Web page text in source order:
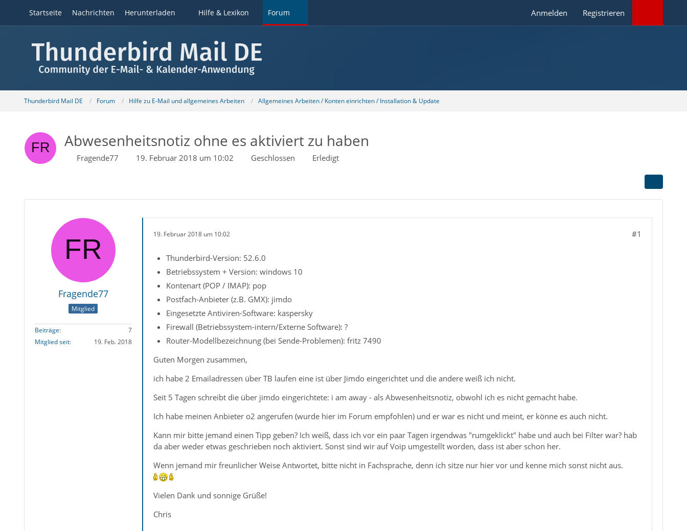
Startseite Nachrichten Herunterladen Hilfe & Lexikon Forum Anmelden Registrieren
Thunderbird Mail DE Forum Hilfe zu E-Mail und allgemeines Arbeiten Allgemeines Arbeiten / Konten einrichten / Installation & Update
Abwesenheitsnotiz ohne es aktiviert zu haben
Fragende77 19. Februar 2018 um 10:02 Geschlossen Erledigt
Fragende77
Mitglied
Beiträge
7
Mitglied seit
19. Feb. 2018
19. Februar 2018 um 10:02 #1
Thunderbird-Version: 52.6.0
Betriebssystem + Version: windows 10
Kontenart (POP / IMAP): pop
Postfach-Anbieter (z.B. GMX): jimdo
Eingesetzte Antiviren-Software: kaspersky
Firewall (Betriebssystem-intern/Externe Software): ?
Router-Modellbezeichnung (bei Sende-Problemen): fritz 7490
Guten Morgen zusammen,
ich habe 2 Emailadressen über TB laufen eine ist über Jimdo eingerichtet und die andere weiß ich nicht.
Seit 5 Tagen schreibt die über jimdo eingerichtete: i am away - als Abwesenheitsnotiz, obwohl ich es nicht gemacht habe.
Ich habe meinen Anbieter o2 angerufen (wurde hier im Forum empfohlen) und er war es nicht und meint, er könne es auch nicht.
Kann mir bitte jemand einen Tipp geben? Ich weiß, dass ich vor ein paar Tagen irgendwas "rumgeklickt" habe und auch bei Filter war? hab
da aber weder etwas geschrieben noch aktiviert. Sonst sind wir auf Voip umgestellt worden, dass ist aber schon her.
Wenn jemand mir freunlicher Weise Antwortet, bitte nicht in Fachsprache, denn ich sitze nur hier vor und kenne mich sonst nicht aus.
Vielen Dank und sonnige Grüße!
Chris